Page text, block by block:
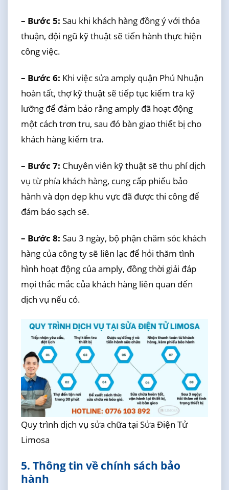
– Bước 5: Sau khi khách hàng đồng ý với thỏa
thuận, đội ngũ kỹ thuật sẽ tiến hành thực hiện
công việc.
– Bước 6: Khi việc sửa amply quận Phú Nhuận
hoàn tất, thợ kỹ thuật sẽ tiếp tục kiểm tra kỹ
lưỡng để đảm bảo rằng amply đã hoạt động
một cách trơn tru, sau đó bàn giao thiết bị cho
khách hàng kiểm tra.
– Bước 7: Chuyên viên kỹ thuật sẽ thu phí dịch
vụ từ phía khách hàng, cung cấp phiếu bảo
hành và dọn dẹp khu vực đã được thi công để
đảm bảo sạch sẽ.
– Bước 8: Sau 3 ngày, bộ phận chăm sóc khách
hàng của công ty sẽ liên lạc để hỏi thăm tình
hình hoạt động của amply, đồng thời giải đáp
mọi thắc mắc của khách hàng liên quan đến
dịch vụ nếu có.
Quy trình dịch vụ sửa chữa tại Sửa Điện Tử
Limosa
5. Thông tin về chính sách bảo
hành